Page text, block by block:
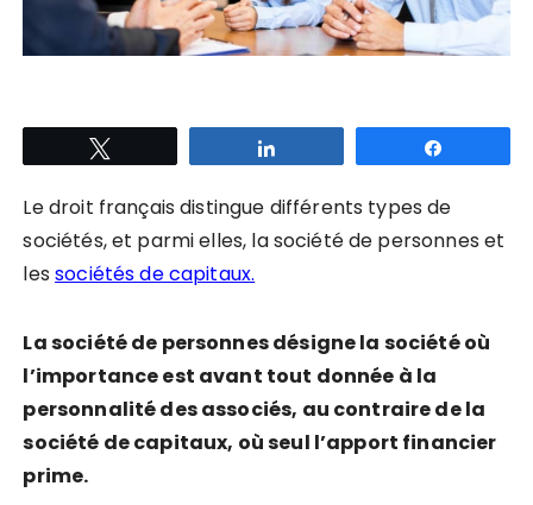
Le droit français distingue différents types de
sociétés, et parmi elles, la société de personnes et
lessociétés de capitaux.
La société de personnes désigne la société où
l’importance est avant tout donnée à la
personnalité des associés, au contraire de la
société de capitaux, où seul l’apport financier
prime.